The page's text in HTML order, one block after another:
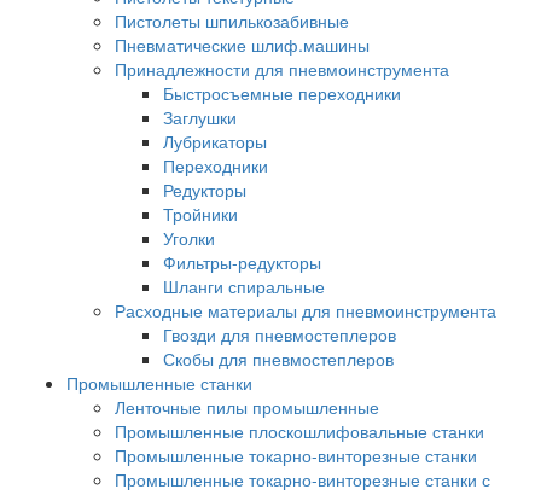
Пистолеты шпилькозабивные
Пневматические шлиф.машины
Принадлежности для пневмоинструмента
Быстросъемные переходники
Заглушки
Лубрикаторы
Переходники
Редукторы
Тройники
Уголки
Фильтры-редукторы
Шланги спиральные
Расходные материалы для пневмоинструмента
Гвозди для пневмостеплеров
Скобы для пневмостеплеров
Промышленные станки
Ленточные пилы промышленные
Промышленные плоскошлифовальные станки
Промышленные токарно-винторезные станки
Промышленные токарно-винторезные станки с